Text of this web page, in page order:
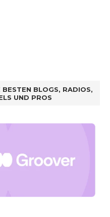
BESTEN BLOGS, RADIOS,
UND PROS